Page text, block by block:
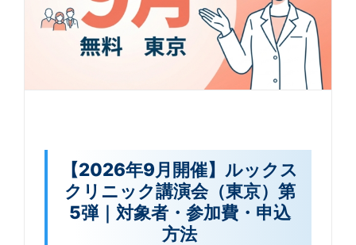
【2026年9月開催】ルックス
クリニック講演会（東京）第
5弾｜対象者・参加費・申込
方法